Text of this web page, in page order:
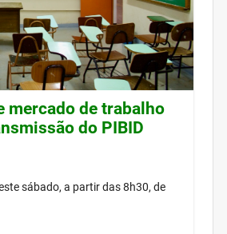
mercado de trabalho
do PIBID
sábado, a partir das 8h30, de